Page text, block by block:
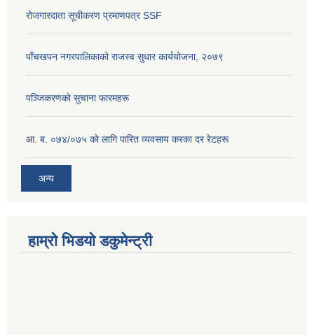
रोजगारदाता सूचीकरण प्रमाणपत्र SSF
पाँचखपन नगरपालिकाको राजस्व सुधार कार्ययोजना, २०७९
पञ्जिकरणकाे सुचाना फारमहरू
आ. ब. ०७४/०७५ काे लागि पारित व्यवसाय करका दर रेटहरू
अन्य
हाम्रो भिडयो डकुमेन्ट्री